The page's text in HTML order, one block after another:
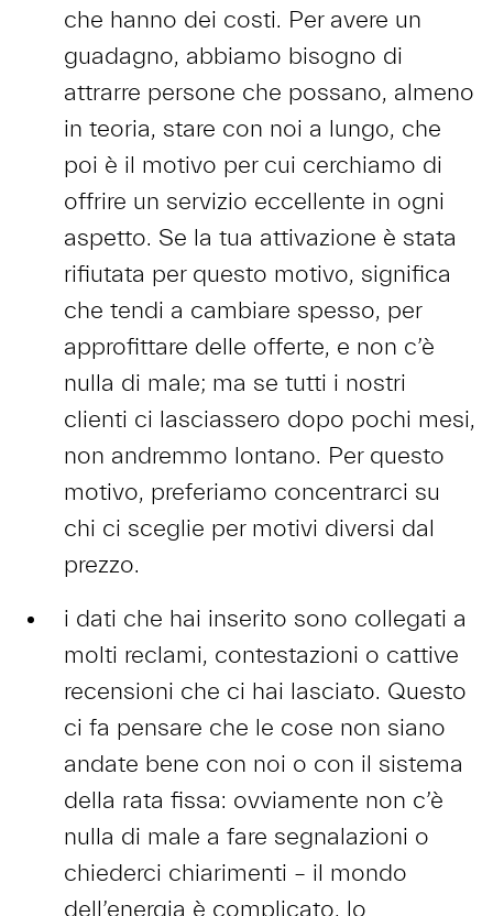
che hanno dei costi. Per avere un
guadagno, abbiamo bisogno di
attrarre persone che possano, almeno
in teoria, stare con noi a lungo, che
poi è il motivo per cui cerchiamo di
offrire un servizio eccellente in ogni
aspetto. Se la tua attivazione è stata
rifiutata per questo motivo, significa
che tendi a cambiare spesso, per
approfittare delle offerte, e non c’è
nulla di male; ma se tutti i nostri
clienti ci lasciassero dopo pochi mesi,
non andremmo lontano. Per questo
motivo, preferiamo concentrarci su
chi ci sceglie per motivi diversi dal
prezzo.
i dati che hai inserito sono collegati a
molti reclami, contestazioni o cattive
recensioni che ci hai lasciato. Questo
ci fa pensare che le cose non siano
andate bene con noi o con il sistema
della rata fissa: ovviamente non c’è
nulla di male a fare segnalazioni o
chiederci chiarimenti – il mondo
dell’energia è complicato, lo